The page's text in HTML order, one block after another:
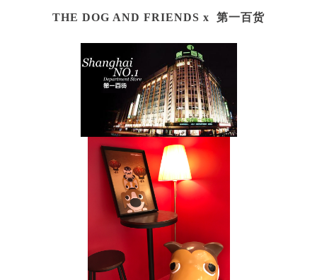
THE DOG AND FRIENDS x 第一百货